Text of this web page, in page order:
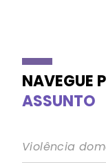
NAVEGUE
ASSUNTO
Violência